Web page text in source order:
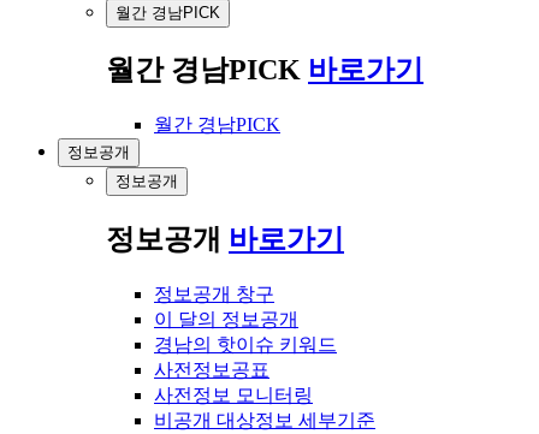
월간 경남PICK
월간 경남PICK 바로가기
월간 경남PICK
정보공개
정보공개
정보공개 바로가기
정보공개 창구
이 달의 정보공개
경남의 핫이슈 키워드
사전정보공표
사전정보 모니터링
비공개 대상정보 세부기준